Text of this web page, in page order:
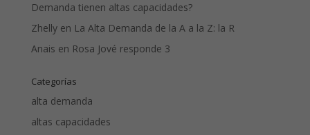
Demanda tienen altas capacidades?
Zhellyen La Alta Demanda de la A a la Z: la R
Anais en Rosa Jové responde 3
Categorías
alta demanda
altas capacidades